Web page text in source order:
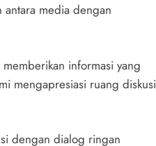
media dengan
informasi yang
mengapresiasi ruang diskusi
dengan dialog ringan